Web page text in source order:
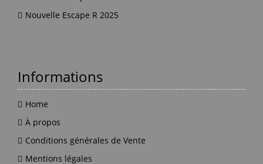
Nouvelle Escape R 2025
Informations
Home
À propos
Conditions générales de Vente
Mentions légales